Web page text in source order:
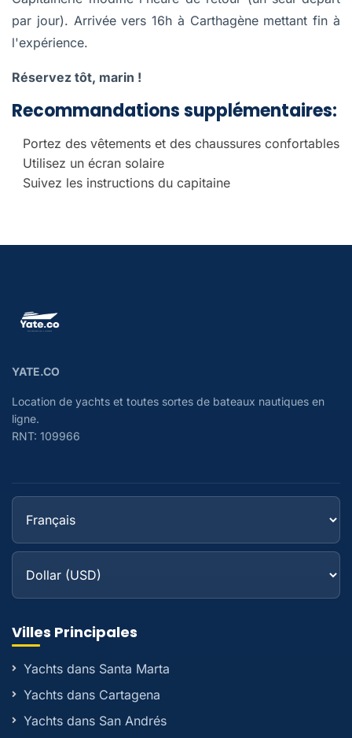
par jour). Arrivée vers 16h à Carthagène mettant fin à
l'expérience.
Réservez tôt, marin !
Recommandations supplémentaires:
Portez des vêtements et des chaussures confortables
Utilisez un écran solaire
Suivez les instructions du capitaine
YATE.CO
Location de yachts et toutes sortes de bateaux nautiques en
ligne.
RNT: 109966
Villes Principales
Yachts dans Santa Marta
Yachts dans Cartagena
Yachts dans San Andrés